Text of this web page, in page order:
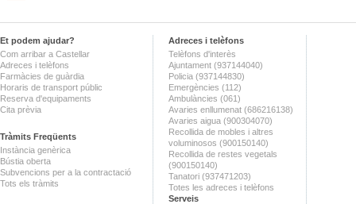
Et podem ajudar?
Com arribar a Castellar
Adreces i telèfons
Farmàcies de guàrdia
Horaris de transport públic
Reserva d'equipaments
Cita prèvia
Tràmits Freqüents
Instància genèrica
Bústia oberta
Subvencions per a la contractació
Tots els tràmits
Adreces i telèfons
Telèfons d'interès
Ajuntament (937144040)
Policia (937144830)
Emergències (112)
Ambulàncies (061)
Avaries enllumenat (686216138)
Avaries aigua (900304070)
Recollida de mobles i altres
voluminosos (900150140)
Recollida de restes vegetals
(900150140)
Tanatori (937471203)
Totes les adreces i telèfons
Serveis